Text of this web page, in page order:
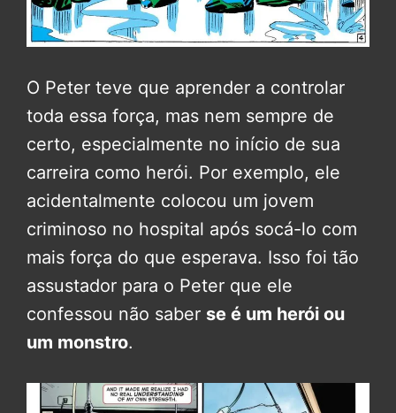
O Peter teve que aprender a controlar
toda essa força, mas nem sempre de
certo, especialmente no início de sua
carreira como herói. Por exemplo, ele
acidentalmente colocou um jovem
criminoso no hospital após socá-lo com
mais força do que esperava. Isso foi tão
assustador para o Peter que ele
confessou não saber se é um herói ou
um monstro.